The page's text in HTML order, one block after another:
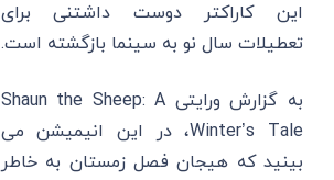
این کاراکتر دوست داشتنی برای
تعطیلات سال نو به سینما بازگشته است.
به گزارش ورایتی Shaun the Sheep: A
Winter’s Tale، در این انیمیشن می
‌بینید که هیجان فصل زمستان به خاطر